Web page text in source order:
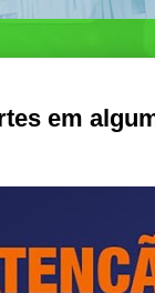
em